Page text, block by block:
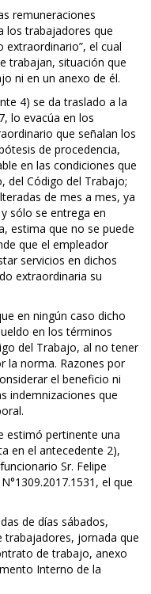
remuneraciones
los trabajadores que
el cual
trabajan, situación que
ni en un anexo de él.
4) se da traslado a la
lo evacúa en los
que señalan los
de procedencia,
en las condiciones que
del Código del Trabajo;
de mes a mes, ya
sólo se entrega en
estima que no se puede
que el empleador
servicios en dichos
extraordinaria su
en ningún caso dicho
en los términos
del Trabajo, al no tener
la norma. Razones por
el beneficio ni
indemnizaciones que
estimó pertinente una
en el antecedente 2),
Sr. Felipe
el que
de días sábados,
jornada que
de trabajo, anexo
Interno de la